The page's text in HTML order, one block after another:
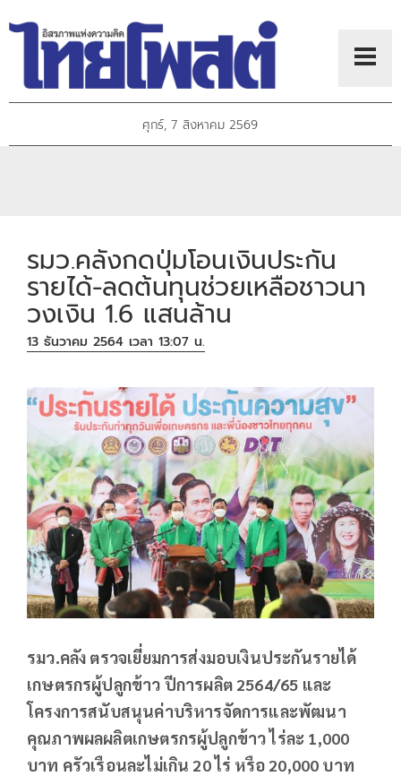
ศุกร์, 7 สิงหาคม 2569
รมว.คลังกดปุ่มโอนเงินประกัน
รายได้-ลดต้นทุนช่วยเหลือชาวนา
วงเงิน 1.6 แสนล้าน
13 ธันวาคม 2564 เวลา 13:07 น.
รมว.คลัง ตรวจเยี่ยมการส่งมอบเงินประกันรายได้
เกษตรกรผู้ปลูกข้าว ปีการผลิต 2564/65 และ
โครงการสนับสนุนค่าบริหารจัดการและพัฒนา
คุณภาพผลผลิตเกษตรกรผู้ปลูกข้าว ไร่ละ 1,000
บาท ครัวเรือนละไม่เกิน 20 ไร่ หรือ 20,000 บาท